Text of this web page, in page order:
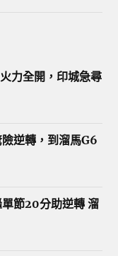
力全開，印城急尋
逆轉，到溜馬G6
節20分助逆轉 溜